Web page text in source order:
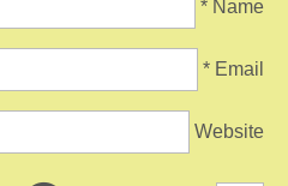
Name
*
Email
*
Website